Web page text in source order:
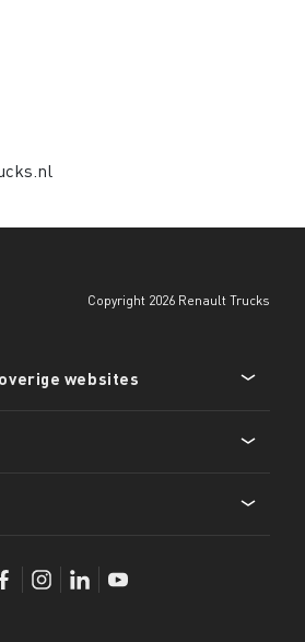
copyright 2026 Renault Trucks
websites